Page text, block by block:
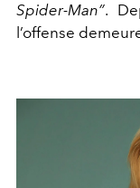
Spider-Man”.
l’offense